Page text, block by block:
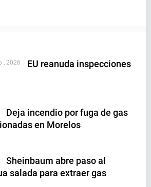
, 2026
EU reanuda inspecciones
| Deja incendio por fuga de gas
en Morelos
Sheinbaum abre paso al
salada para extraer gas